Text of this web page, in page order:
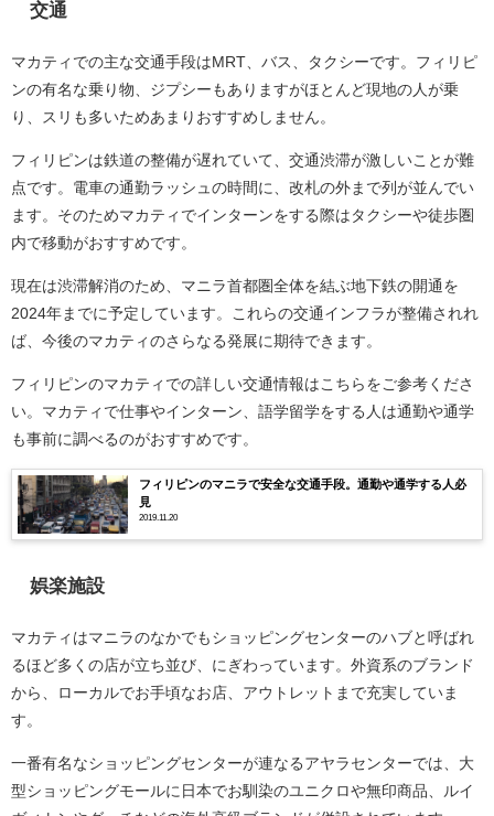
交通
マカティでの主な交通手段はMRT、バス、タクシーです。フィリピ
ンの有名な乗り物、ジプシーもありますがほとんど現地の人が乗
り、スリも多いためあまりおすすめしません。
フィリピンは鉄道の整備が遅れていて、交通渋滞が激しいことが難
点です。電車の通勤ラッシュの時間に、改札の外まで列が並んでい
ます。そのためマカティでインターンをする際はタクシーや徒歩圏
内で移動がおすすめです。
現在は渋滞解消のため、マニラ首都圏全体を結ぶ地下鉄の開通を
2024年までに予定しています。これらの交通インフラが整備されれ
ば、今後のマカティのさらなる発展に期待できます。
フィリピンのマカティでの詳しい交通情報はこちらをご参考くださ
い。マカティで仕事やインターン、語学留学をする人は通勤や通学
も事前に調べるのがおすすめです。
フィリピンのマニラで安全な交通手段。通勤や通学する人必
見
2019.11.20
娯楽施設
マカティはマニラのなかでもショッピングセンターのハブと呼ばれ
るほど多くの店が立ち並び、にぎわっています。外資系のブランド
から、ローカルでお手頃なお店、アウトレットまで充実していま
す。
一番有名なショッピングセンターが連なるアヤラセンターでは、大
型ショッピングモールに日本でお馴染のユニクロや無印商品、ルイ